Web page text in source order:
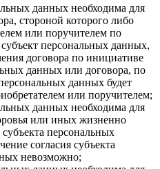
данных необходима для
стороной которого либо
или поручителем по
субъект персональных данных,
договора по инициативе
данных или договора, по
данных будет
или поручителем;
данных необходима для
или иных жизненно
персональных
согласия субъекта
невозможно;